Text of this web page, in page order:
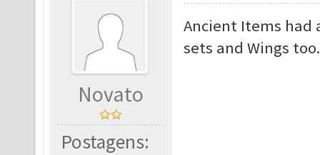
Novato
Postagens:
Ancient Items had
sets and Wings too.